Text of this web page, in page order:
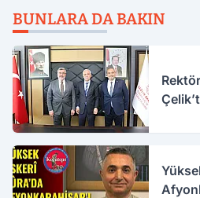
BUNLARA DA BAKIN